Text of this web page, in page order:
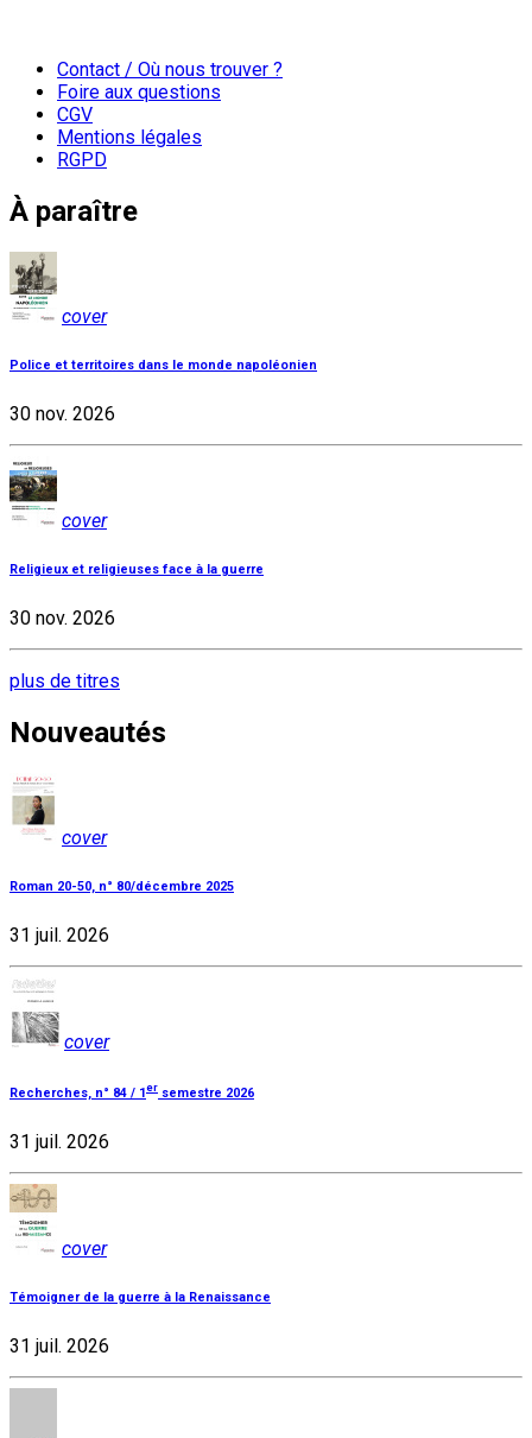
Contact / Où nous trouver ?
Foire aux questions
CGV
Mentions légales
RGPD
À paraître
cover
Police et territoires dans le monde napoléonien
30 nov. 2026
cover
Religieux et religieuses face à la guerre
30 nov. 2026
plus de titres
Nouveautés
cover
Roman 20-50, n° 80/décembre 2025
31 juil. 2026
cover
Recherches, n° 84 / 1 er semestre 2026
31 juil. 2026
cover
Témoigner de la guerre à la Renaissance
31 juil. 2026